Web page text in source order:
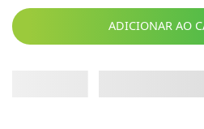
ADICIONAR AO